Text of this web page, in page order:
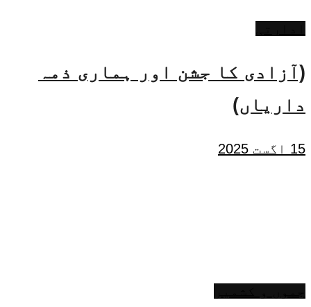
(آزادی کا جشن اور ہماری ذمہ
داریاں)
15 اگست 2025